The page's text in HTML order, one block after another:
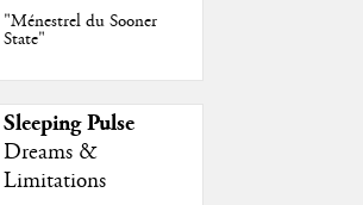
"Ménestrel du Sooner
State"
Sleeping Pulse
Dreams &
Limitations